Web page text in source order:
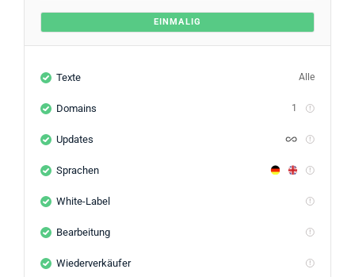
EINMALIG
Texte Alle
Domains 1
Updates
Sprachen
White-Label
Bearbeitung
Wiederverkäufer